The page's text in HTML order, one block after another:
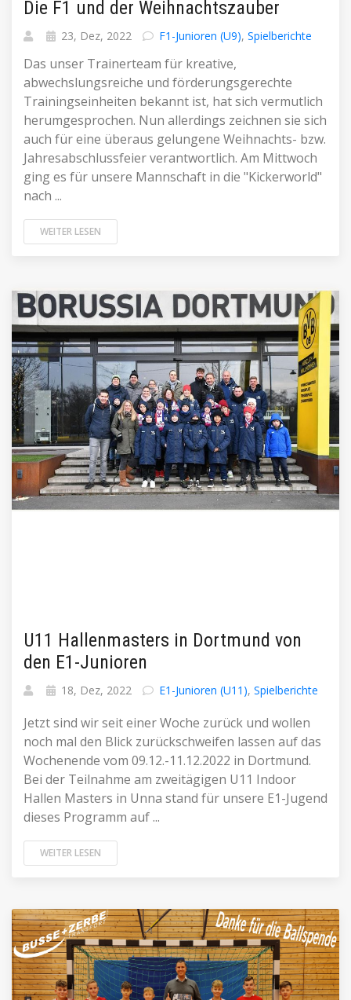
Die F1 und der Weihnachtszauber
23, Dez, 2022 F1-Junioren (U9), Spielberichte
Das unser Trainerteam für kreative,
abwechslungsreiche und förderungsgerechte
Trainingseinheiten bekannt ist, hat sich vermutlich
herumgesprochen. Nun allerdings zeichnen sie sich
auch für eine überaus gelungene Weihnachts- bzw.
Jahresabschlussfeier verantwortlich. Am Mittwoch
ging es für unsere Mannschaft in die "Kickerworld"
nach ...
WEITER LESEN
U11 Hallenmasters in Dortmund von
den E1-Junioren
18, Dez, 2022 E1-Junioren (U11), Spielberichte
Jetzt sind wir seit einer Woche zurück und wollen
noch mal den Blick zurückschweifen lassen auf das
Wochenende vom 09.12.-11.12.2022 in Dortmund.
Bei der Teilnahme am zweitägigen U11 Indoor
Hallen Masters in Unna stand für unsere E1-Jugend
dieses Programm auf ...
WEITER LESEN